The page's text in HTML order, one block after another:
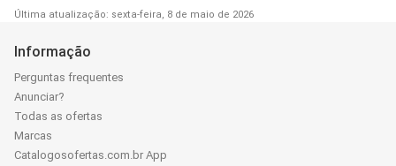
Última atualização: sexta-feira, 8 de maio de 2026
Informação
Perguntas frequentes
Anunciar?
Todas as ofertas
Marcas
Catalogosofertas.com.br App